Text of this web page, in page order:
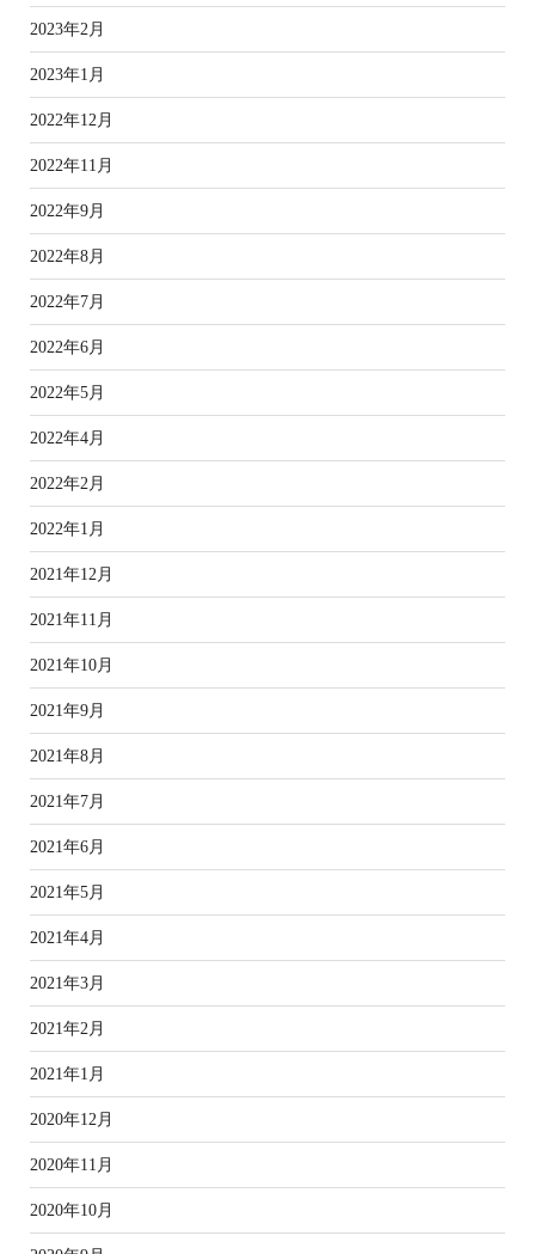
2023年2月
2023年1月
2022年12月
2022年11月
2022年9月
2022年8月
2022年7月
2022年6月
2022年5月
2022年4月
2022年2月
2022年1月
2021年12月
2021年11月
2021年10月
2021年9月
2021年8月
2021年7月
2021年6月
2021年5月
2021年4月
2021年3月
2021年2月
2021年1月
2020年12月
2020年11月
2020年10月